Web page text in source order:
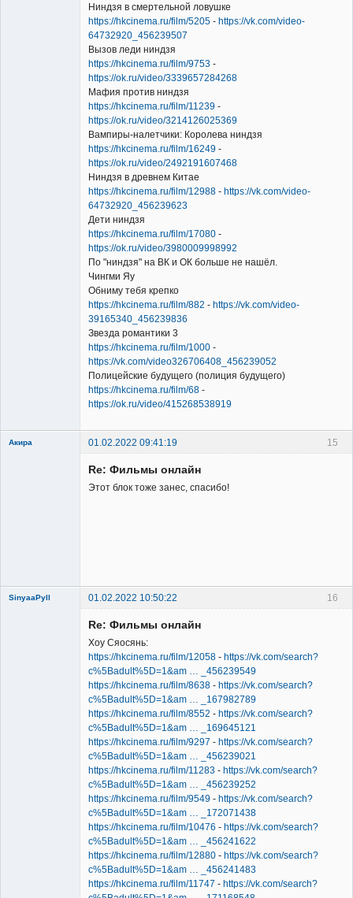
Ниндзя в смертельной ловушке
https://hkcinema.ru/film/5205 - https://vk.com/video-
64732920_456239507
Вызов леди ниндзя
https://hkcinema.ru/film/9753 -
https://ok.ru/video/3339657284268
Мафия против ниндзя
https://hkcinema.ru/film/11239 -
https://ok.ru/video/3214126025369
Вампиры-налетчики: Королева ниндзя
https://hkcinema.ru/film/16249 -
https://ok.ru/video/2492191607468
Ниндзя в древнем Китае
https://hkcinema.ru/film/12988 - https://vk.com/video-
64732920_456239623
Дети ниндзя
https://hkcinema.ru/film/17080 -
https://ok.ru/video/3980009998992
По "ниндзя" на ВК и ОК больше не нашёл.
Чингми Яу
Обниму тебя крепко
https://hkcinema.ru/film/882 - https://vk.com/video-
39165340_456239836
Звезда романтики 3
https://hkcinema.ru/film/1000 -
https://vk.com/video326706408_456239052
Полицейские будущего (полиция будущего)
https://hkcinema.ru/film/68 -
https://ok.ru/video/415268538919
15
Акира 01.02.2022 09:41:19
Re: Фильмы онлайн
Этот блок тоже занес, спасибо!
16
SinyaaPyll 01.02.2022 10:50:22
Re: Фильмы онлайн
Хоу Сяосянь:
https://hkcinema.ru/film/12058 - https://vk.com/search?
c%5Badult%5D=1&am … _456239549
https://hkcinema.ru/film/8638 - https://vk.com/search?
c%5Badult%5D=1&am … _167982789
https://hkcinema.ru/film/8552 - https://vk.com/search?
c%5Badult%5D=1&am … _169645121
https://hkcinema.ru/film/9297 - https://vk.com/search?
c%5Badult%5D=1&am … _456239021
https://hkcinema.ru/film/11283 - https://vk.com/search?
c%5Badult%5D=1&am … _456239252
https://hkcinema.ru/film/9549 - https://vk.com/search?
c%5Badult%5D=1&am … _172071438
https://hkcinema.ru/film/10476 - https://vk.com/search?
c%5Badult%5D=1&am … _456241622
https://hkcinema.ru/film/12880 - https://vk.com/search?
c%5Badult%5D=1&am … _456241483
https://hkcinema.ru/film/11747 - https://vk.com/search?